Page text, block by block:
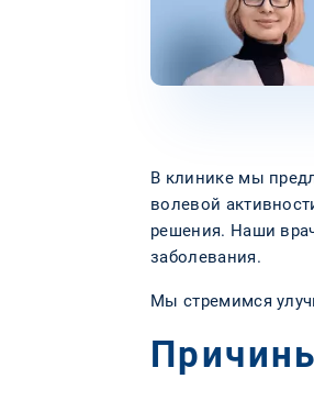
В клинике мы
волевой
решения. Наши
заболевания.
Мы стремимся